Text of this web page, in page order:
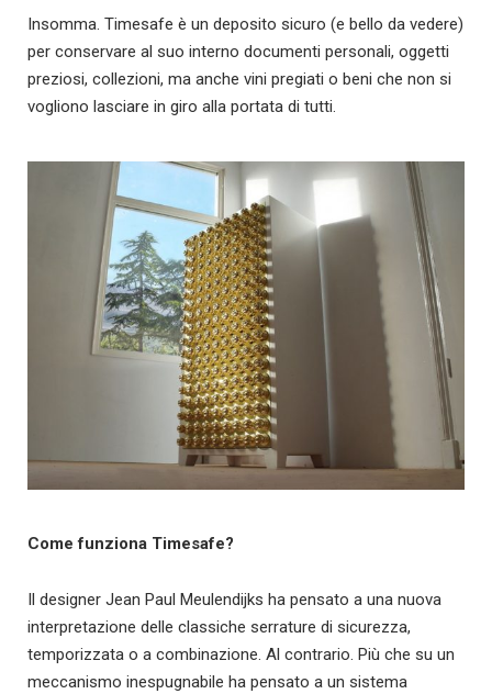
Insomma. Timesafe è un deposito sicuro (e bello da vedere)
per conservare al suo interno documenti personali, oggetti
preziosi, collezioni, ma anche vini pregiati o beni che non si
vogliono lasciare in giro alla portata di tutti.
Come funziona Timesafe?
Il designer Jean Paul Meulendijks ha pensato a una nuova
interpretazione delle classiche serrature di sicurezza,
temporizzata o a combinazione. Al contrario. Più che su un
meccanismo inespugnabile ha pensato a un sistema